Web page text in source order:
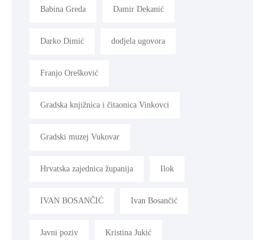
Babina Greda Damir Dekanić
Darko Dimić dodjela ugovora
Franjo Orešković
Gradska knjižnica i čitaonica Vinkovci
Gradski muzej Vukovar
Hrvatska zajednica županija Ilok
IVAN BOSANČIĆ Ivan Bosančić
Javni poziv Kristina Jukić